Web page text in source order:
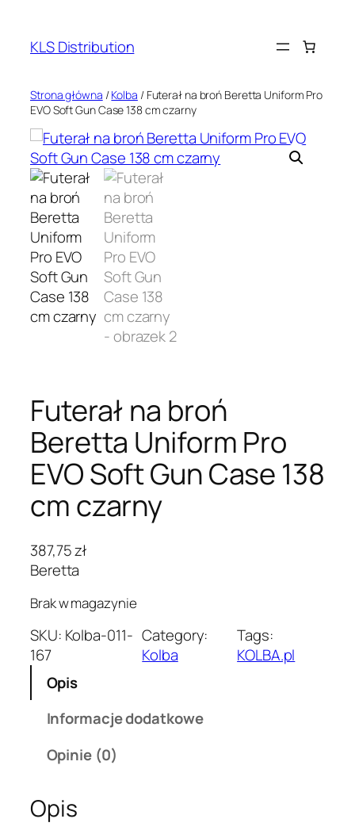
treściKLS Distribution
Strona główna /Kolba / Futerał na broń Beretta Uniform Pro
EVO Soft Gun Case 138 cm czarny
Futerał na broń
Beretta Uniform Pro
EVO Soft Gun Case 138
cm czarny
387,75zł
Beretta
Brak w magazynie
SKU: Kolba-011-
167
Category:
Kolba
Tags:
KOLBA.pl
Opis
Informacje dodatkowe
Opinie (0)
Opis